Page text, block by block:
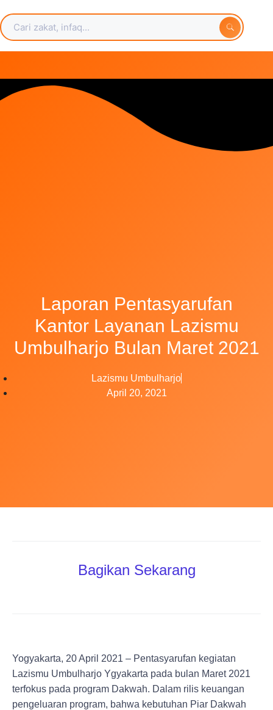
Laporan Pentasyarufan
Kantor Layanan Lazismu
Umbulharjo Bulan Maret 2021
Lazismu Umbulharjo
April 20, 2021
Bagikan Sekarang
Yogyakarta, 20 April 2021 – Pentasyarufan kegiatan
Lazismu Umbulharjo Ygyakarta pada bulan Maret 2021
terfokus pada program Dakwah. Dalam rilis keuangan
pengeluaran program, bahwa kebutuhan Piar Dakwah